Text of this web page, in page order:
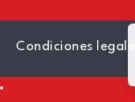
Condiciones legales